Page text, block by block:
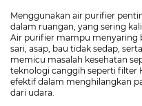
Menggunakan air purifier
dalam ruangan, yang sering
Air purifier mampu menyaring
sari, asap, bau tidak sedap,
memicu masalah kesehatan
teknologi canggih seperti filter
efektif dalam menghilangkan
dari udara.